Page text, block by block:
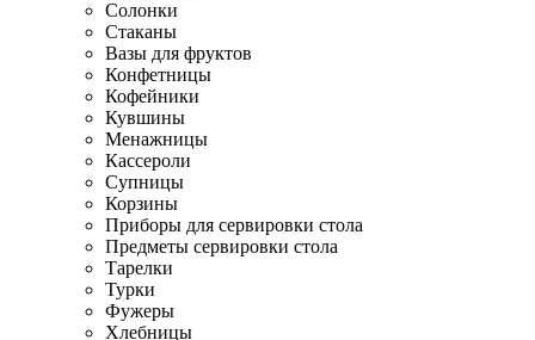
Солонки
Стаканы
Вазы для фруктов
Конфетницы
Кофейники
Кувшины
Менажницы
Кассероли
Супницы
Корзины
Приборы для сервировки стола
Предметы сервировки стола
Тарелки
Турки
Фужеры
Хлебницы